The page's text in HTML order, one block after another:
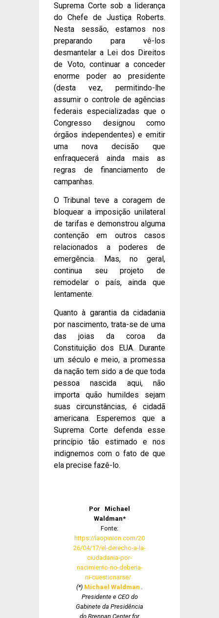
Suprema Corte sob a liderança
do Chefe de Justiça Roberts.
Nesta sessão, estamos nos
preparando para vê-los
desmantelar a Lei dos Direitos
de Voto, continuar a conceder
enorme poder ao presidente
(desta vez, permitindo-lhe
assumir o controle de agências
federais especializadas que o
Congresso designou como
órgãos independentes) e emitir
uma nova decisão que
enfraquecerá ainda mais as
regras de financiamento de
campanhas.
O Tribunal teve a coragem de
bloquear a imposição unilateral
de tarifas e demonstrou alguma
contenção em outros casos
relacionados a poderes de
emergência. Mas, no geral,
continua seu projeto de
remodelar o país, ainda que
lentamente.
Quanto à garantia da cidadania
por nascimento, trata-se de uma
das joias da coroa da
Constituição dos EUA. Durante
um século e meio, a promessa
da nação tem sido a de que toda
pessoa nascida aqui, não
importa quão humildes sejam
suas circunstâncias, é cidadã
americana. Esperemos que a
Suprema Corte defenda esse
princípio tão estimado e nos
indignemos com o fato de que
ela precise fazê-lo.
Por
Michael
Waldman*
Fonte:
https://laopinion.com/20
26/04/17/el-derecho-a-la-
ciudadania-por-
nacimiento-no-deberia-
ni-cuestionarse/
(*) Michael Waldman
Presidente e CEO do
Gabinete da Presidência
do Brennan Center for